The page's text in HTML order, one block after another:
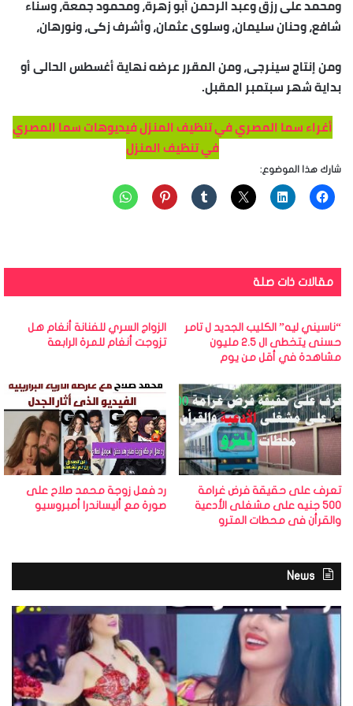
ى
ع
ر
و
ب
س
ل
م
ص
ر
ي
ف
ي
ا
ل
ج
ي
م
ت
ح
ي
م
ومحمد على رزق وعبد الرحمن أبو زهرة، ومحمود جمعة، وسناء
شافع، وحنان سليمان، وسلوى عثمان، وأشرف زكى، ونورهان،
ومن إنتاج سينرجى، ومن المقرر عرضه نهاية أغسطس الحالى أو
بداية شهر سبتمبر المقبل.
أغراء سما المصري في تنظيف المنزل فيديوهات سما المصري
في تنظيف المنزل
شارك هذا الموضوع:
مقالات ذات صلة
“ناسيني ليه” الكليب الجديد ل تامر
حسنى يتخطى ال 2.5 مليون
مشاهدة في أقل من يوم
الزواج السري للفنانة أنغام هل
تزوجت أنغام للمرة الرابعة
تعرف على حقيقة فرض غرامة
500 جنيه على مشغلى الأدعية
والقرأن فى محطات المترو
رد فعل زوجة محمد صلاح على
صورة مع أليساندرا أمبروسيو
News